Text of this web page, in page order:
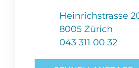
Heinrichstrasse
8005 Zürich
043 311 00 32